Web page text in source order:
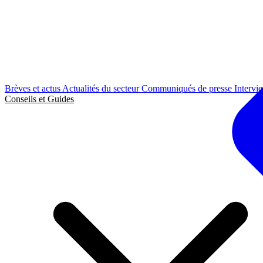
Brèves et actus Actualités du secteurCommuniqués de presse
Conseils et Guides